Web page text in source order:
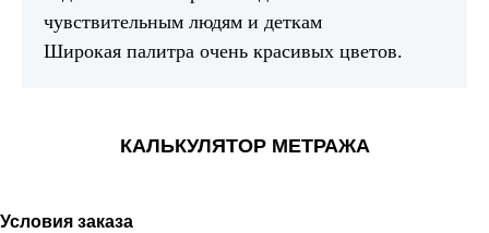
чувствительным людям и деткам
Широкая палитра очень красивых цветов.
КАЛЬКУЛЯТОР МЕТРАЖА
Условия заказа